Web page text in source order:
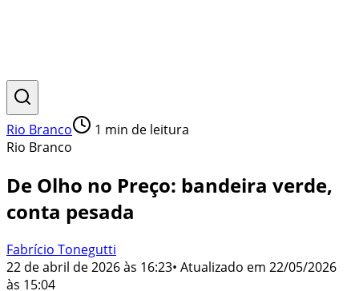
Rio Branco 1 min de leitura
Rio Branco
De Olho no Preço: bandeira verde,
conta pesada
Fabrício Tonegutti
22 de abril de 2026 às 16:23• Atualizado em 22/05/2026
às 15:04